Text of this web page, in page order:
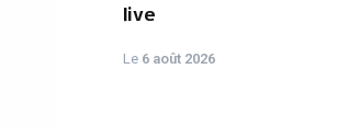
live
Le 6 août 2026